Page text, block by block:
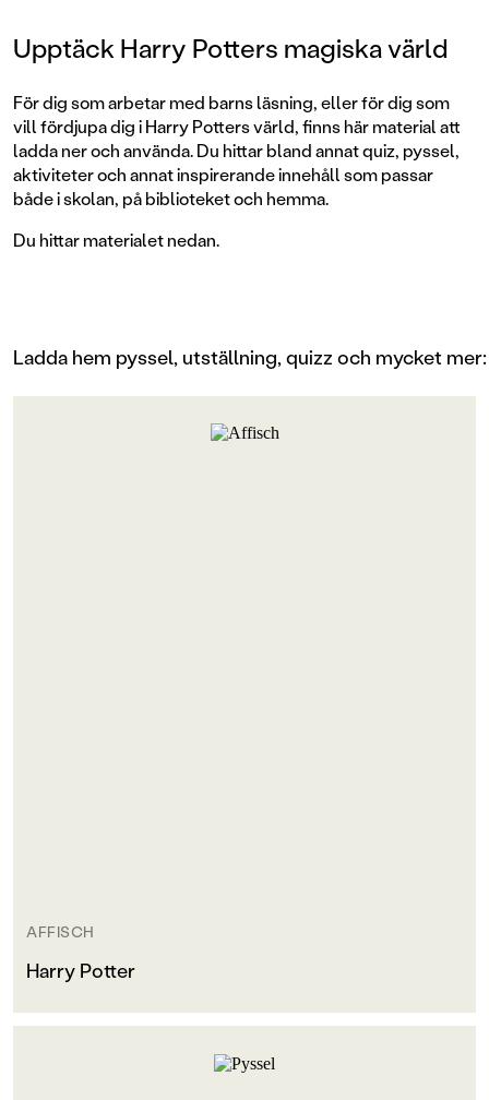
Upptäck Harry Potters magiska värld
För dig som arbetar med barns läsning, eller för dig som
vill fördjupa dig i Harry Potters värld, finns här material att
ladda ner och använda. Du hittar bland annat quiz, pyssel,
aktiviteter och annat inspirerande innehåll som passar
både i skolan, på biblioteket och hemma.
Du hittar materialet nedan.
Ladda hem pyssel, utställning, quizz och mycket mer:
AFFISCH
Harry Potter